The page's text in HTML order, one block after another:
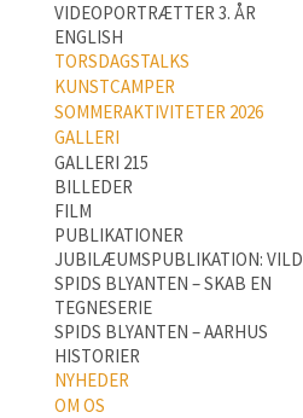
VIDEOPORTRÆTTER 3. ÅR
ENGLISH
TORSDAGSTALKS
KUNSTCAMPER
SOMMERAKTIVITETER 2026
GALLERI
GALLERI 215
BILLEDER
FILM
PUBLIKATIONER
JUBILÆUMSPUBLIKATION: VILD
SPIDS BLYANTEN – SKAB EN
TEGNESERIE
SPIDS BLYANTEN – AARHUS
HISTORIER
NYHEDER
OM OS